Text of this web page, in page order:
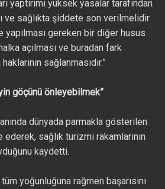
yaptırımı yüksek yasalar tarafından
ve sağlıkta şiddete son verilmelidir.
gereken bir diğer husus
açılması ve buradan fark
sağlanmasıdır.”
göçünü önleyebilmek”
dünyada parmakla gösterilen
sağlık turizmi rakamlarının
kaydetti.
yoğunluğuna rağmen başarısını